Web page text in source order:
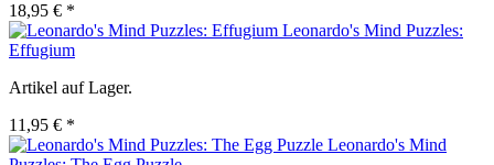
18,95 € *
Leonardo's Mind Puzzles:
Effugium
Artikel auf Lager.
11,95 € *
Leonardo's Mind